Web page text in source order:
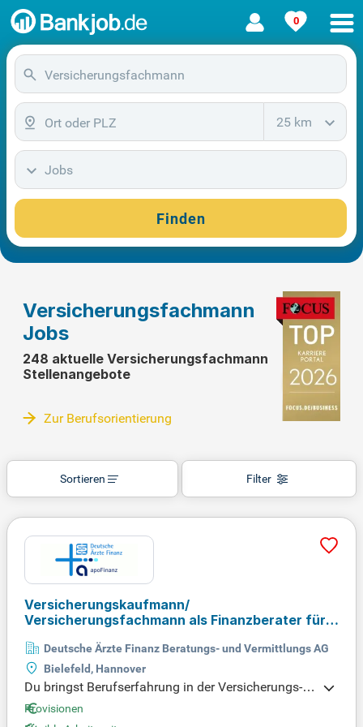
0
25 km
Jobs
Finden
Versicherungsfachmann
Jobs
248 aktuelle Versicherungsfachmann
Stellenangebote
Zur Berufsorientierung
Filter
Sortieren
Versicherungskaufmann/
Versicherungsfachmann als Finanzberater für
Deutsche Ärzte Finanz Beratungs- und Vermittlungs AG
Bielefeld, Hannover
Du bringst Berufserfahrung in der Versicherungs- o
der Finanzdienstleistungsbranche mit, idealerweise
mit einer Ausbildung zum Versicherungsfachmann
Provisionen